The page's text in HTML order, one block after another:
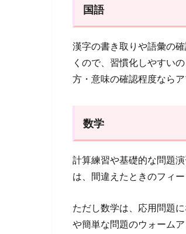
国語
漢字の書き取りや語彙の
くので、習慣化しやすい
方・意味の確認程度なら
数学
計算練習や基礎的な問題
は、間違えたときのフィ
ただし数学は、応用問題
や簡単な問題のウォーム